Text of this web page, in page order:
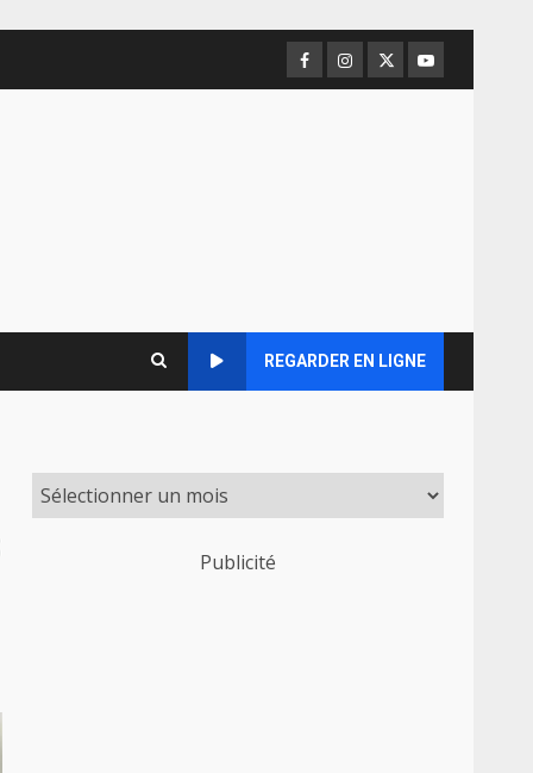
Facebook
Instagram
TwitterYoutube
REGARDER EN LIGNE
Publicité